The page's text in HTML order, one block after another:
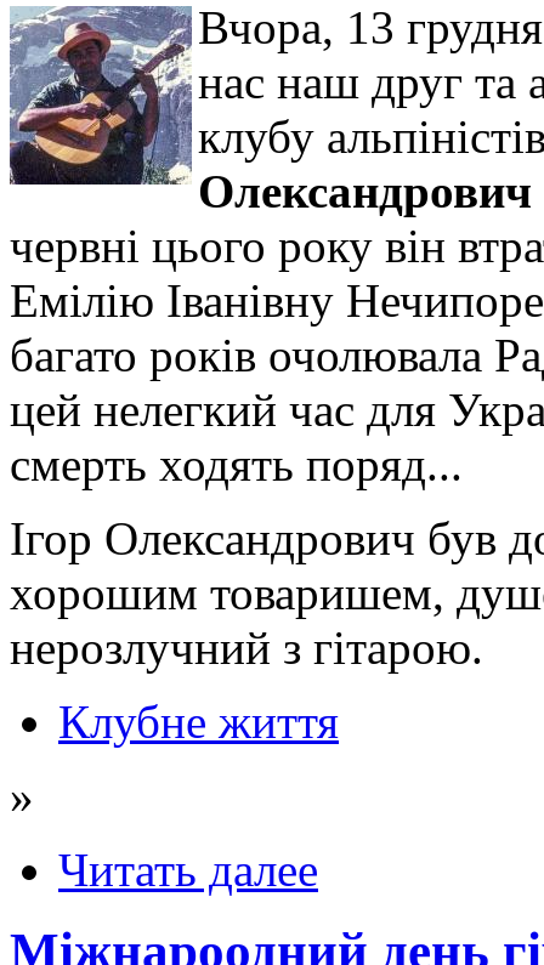
Вчора, 13
нас наш друг та
клубу
Олександрович
червні цього року він
Емілію Іванівну
багато років очолювала
цей нелегкий час для
смерть ходять поряд...
Ігор Олександрович був
хорошим товаришем,
нерозлучний з гітарою.
Клубне життя
»
Читать далее
Міжнароодний день